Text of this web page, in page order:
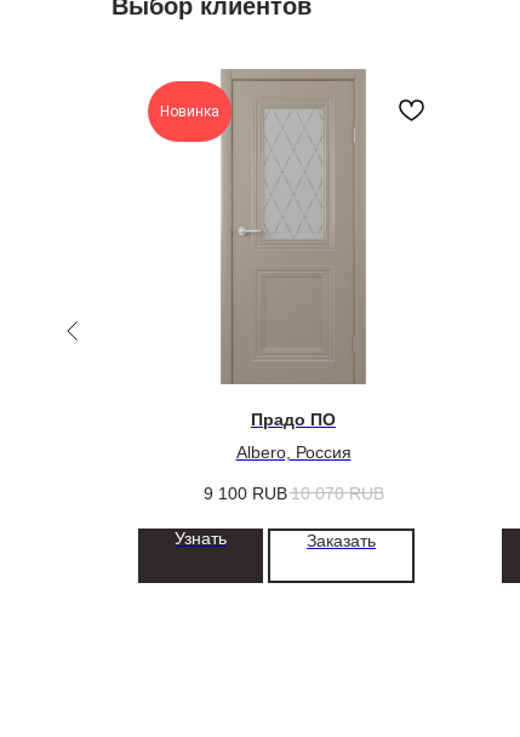
Выбор клиентов
Новинка
Прадо ПО
Albero, Россия
9 100 RUB10 070 RUB
Узнать Заказать